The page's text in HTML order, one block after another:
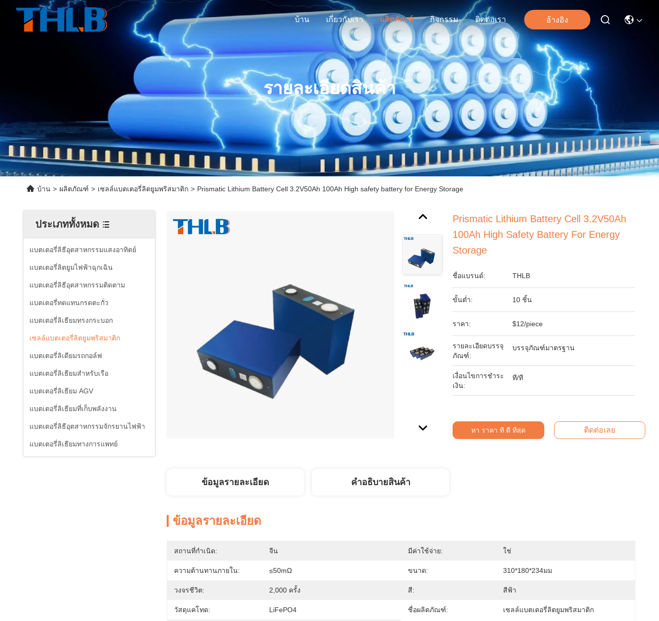
บ้าน เกี่ยวกับเรา ผลิตภัณฑ์ กิจกรรม ติดต่อเรา อ้างอิง
รายละเอียดสินค้า
บ้าน > ผลิตภัณฑ์ > เซลล์แบตเตอรี่ลิตยูมพริสมาติก > Prismatic Lithium Battery Cell 3.2V50Ah 100Ah High safety battery for Energy Storage
ประเภททั้งหมด
แบตเตอรี่ลิธีอุตสาหกรรมแสงอาทิตย์
แบตเตอรี่ลิตยูมไฟฟ้าฉุกเฉิน
แบตเตอรี่ลิธีอุตสาหกรรมติดตาม
แบตเตอรี่ทดแทนกรดตะกั่ว
แบตเตอรี่ลิเธียมทรงกระบอก
เซลล์แบตเตอรี่ลิตยูมพริสมาติก
แบตเตอรี่ลิเดียมรถกอล์ฟ
แบตเตอรี่ลิเธียมสำหรับเรือ
แบตเตอรี่ลิเธียม AGV
แบตเตอรี่ลิเธียมที่เก็บพลังงาน
แบตเตอรี่ลิธีอุตสาหกรรมจักรยานไฟฟ้า
แบตเตอรี่ลิเธียมทางการแพทย์
Prismatic Lithium Battery Cell 3.2V50Ah
100Ah High Safety Battery For Energy
Storage
ชื่อแบรนด์: THLB
ขั้นต่ำ: 10 ชิ้น
ราคา: $12/piece
รายละเอียดบรรจุ
ภัณฑ์:
บรรจุภัณฑ์มาตรฐาน
เงื่อนไขการชำระ
เงิน:
ที/ที
หา ราคา ที่ ดี ที่สุด ติดต่อเลย
ข้อมูลรายละเอียด คําอธิบายสินค้า
ข้อมูลรายละเอียด
สถานที่กำเนิด: จีน มีค่าใช้จ่าย: ใช่
ความต้านทานภายใน: ≤50mΩ ขนาด: 310*180*234มม
วงจรชีวิต: 2,000 ครั้ง สี: สีฟ้า
วัสดุแคโทด: LiFePO4 ชื่อผลิตภัณฑ์: เซลล์แบตเตอรี่ลิตยูมพริสมาติก